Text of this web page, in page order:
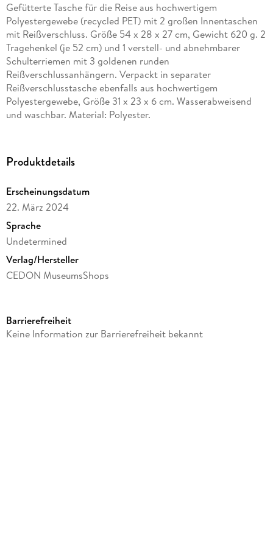
Gefütterte Tasche für die Reise aus hochwertigem
Polyestergewebe (recycled PET) mit 2 großen Innentaschen
mit Reißverschluss. Größe 54 x 28 x 27 cm, Gewicht 620 g. 2
Tragehenkel (je 52 cm) und 1 verstell- und abnehmbarer
Schulterriemen mit 3 goldenen runden
Reißverschlussanhängern. Verpackt in separater
Reißverschlusstasche ebenfalls aus hochwertigem
Polyestergewebe, Größe 31 x 23 x 6 cm. Wasserabweisend
und waschbar. Material: Polyester.
Produktdetails
Erscheinungsdatum
22. März 2024
Sprache
Undetermined
Verlag/Hersteller
CEDON MuseumsShops
Gewicht
Barrierefreiheit
Keine Information zur Barrierefreiheit bekannt